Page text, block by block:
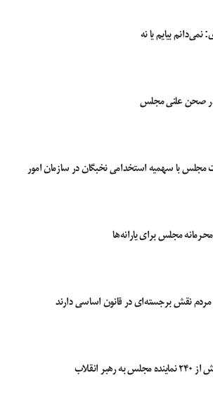
بیایم یا نه
صحن علنی مجلس
مجلس با سهمیه استخدامی نخبگان در سازمان امور
مجلس برای یارانه‌ها
نقش برجسته‌ای در قانون اساسی دارند
به رهبر انقلاب